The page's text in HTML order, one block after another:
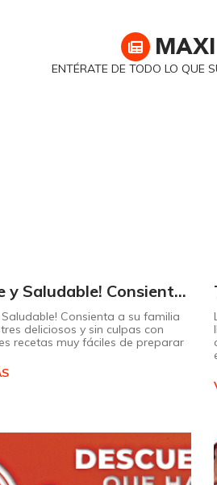
MAXI
ENTÉRATE DE TODO LO QUE
¡Dulce y Saludable! Consienta a su familia con postres deliciosos y sin culpas
Saludable! Consienta a su familia
deliciosos y sin culpas con
recetas muy fáciles de preparar